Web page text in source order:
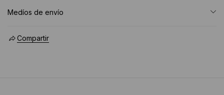
Medíos de envío
Compartir